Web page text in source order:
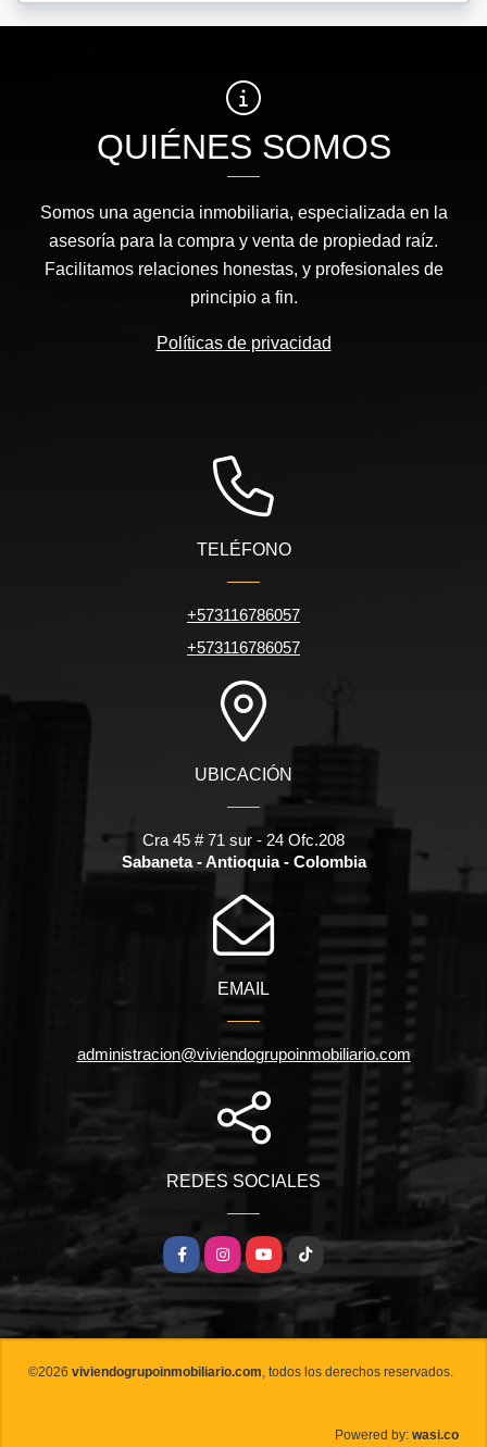
QUIÉNES SOMOS
Somos una agencia inmobiliaria, especializada en la
asesoría para la compra y venta de propiedad raíz.
Facilitamos relaciones honestas, y profesionales de
principio a fin.
Políticas de privacidad
TELÉFONO
+573116786057
+573116786057
UBICACIÓN
Cra 45 # 71 sur - 24 Ofc.208
Sabaneta - Antioquia - Colombia
EMAIL
administracion@viviendogrupoinmobiliario.com
REDES SOCIALES
FacebookInstagramYouTubeTikTok
©2026 viviendogrupoinmobiliario.com, todos los derechos reservados.
Powered by: wasi.co